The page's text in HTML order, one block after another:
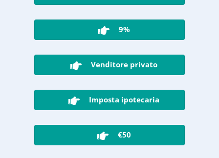
9%
Venditore privato
Imposta ipotecaria
€50